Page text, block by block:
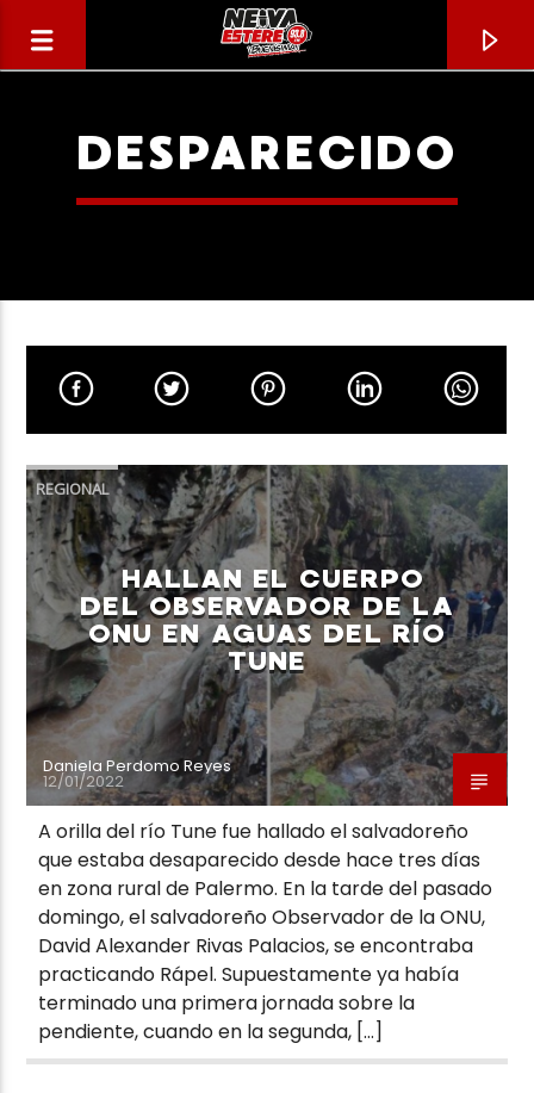
TÍTULO
ARTISTA
Neiva Estereo
DESPARECIDO
REGIONAL
HALLAN EL CUERPO
DEL OBSERVADOR DE LA
ONU EN AGUAS DEL RÍO
TUNE
Daniela Perdomo Reyes
12/01/2022
A orilla del río Tune fue hallado el salvadoreño
que estaba desaparecido desde hace tres días
en zona rural de Palermo. En la tarde del pasado
domingo, el salvadoreño Observador de la ONU,
David Alexander Rivas Palacios, se encontraba
practicando Rápel. Supuestamente ya había
terminado una primera jornada sobre la
pendiente, cuando en la segunda, […]